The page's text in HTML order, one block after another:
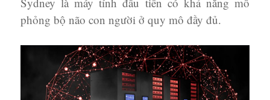
phỏng bộ não con người ở quy mô đầy đủ.